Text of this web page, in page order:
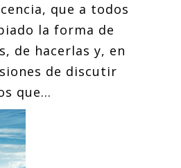
que a todos
la forma de
de hacerlas y, en
de discutir
que...